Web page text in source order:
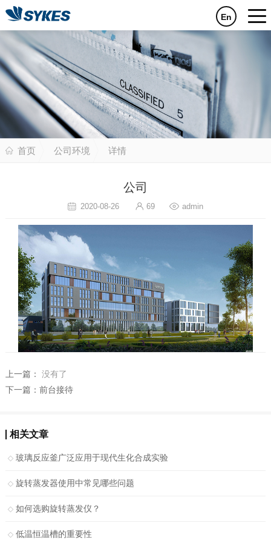
En
首页 公司环境 详情
公司
2020-08-26 69 admin
上一篇：
没有了
下一篇： 前台接待
相关文章
玻璃反应釜广泛应用于现代生化合成实验
旋转蒸发器使用中常见哪些问题
如何选购旋转蒸发仪？
低温恒温槽的重要性